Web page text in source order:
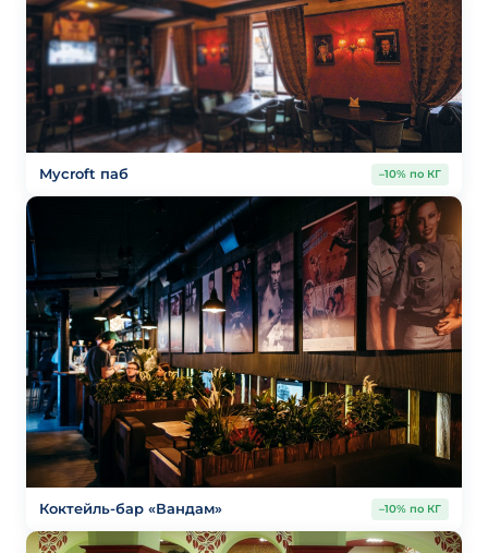
Mycroft паб –10% по КГ
Коктейль-бар «Вандам» –10% по КГ